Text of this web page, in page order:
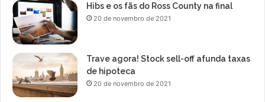
Hibs e os fãs do Ross County na final
20 de novembro de 2021
Trave agora! Stock sell-off afunda taxas
de hipoteca
20 de novembro de 2021